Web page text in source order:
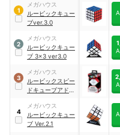
1
メガハウス
ルービックキュー
ブver.3.0
2
メガハウス
ルービックキュー
ブ 3×3 ver3.0
3
メガハウス
ルービックスピー
ドキューブアドバ
4
メガハウス
ルービックキュー
ブ Ver.2.1